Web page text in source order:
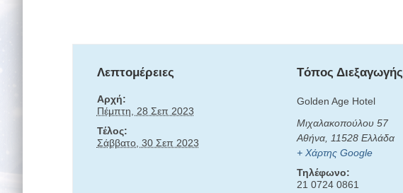
Λεπτομέρειες
Αρχή:
Πέμπτη, 28 Σεπ 2023
Τέλος:
Σάββατο, 30 Σεπ 2023
Tόπος Διεξαγωγής
Golden Age Hotel
Μιχαλακοπούλου 57
Αθήνα, 11528 Ελλάδα
+ Χάρτης Google
Τηλέφωνο:
21 0724 0861